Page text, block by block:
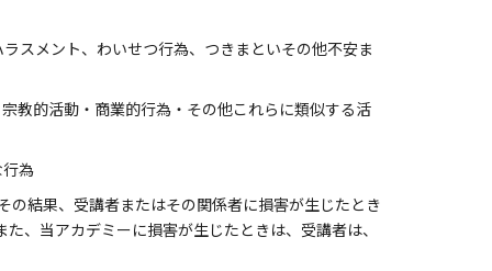
スメント、わいせつ行為、つきまといその他不安ま
教的活動・商業的行為・その他これらに類似する活
為
結果、受講者またはその関係者に損害が生じたとき
、当アカデミーに損害が生じたときは、受講者は、